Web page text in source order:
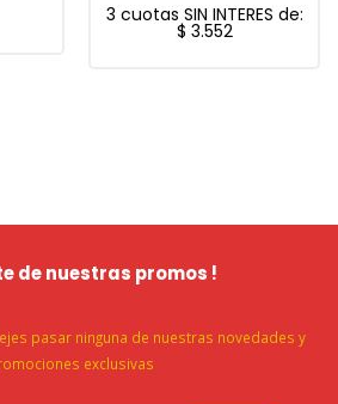
3 cuotas SIN INTERES de:
$ 3.552
de nuestras promos !
pasar ninguna de nuestras novedades y
exclusivas